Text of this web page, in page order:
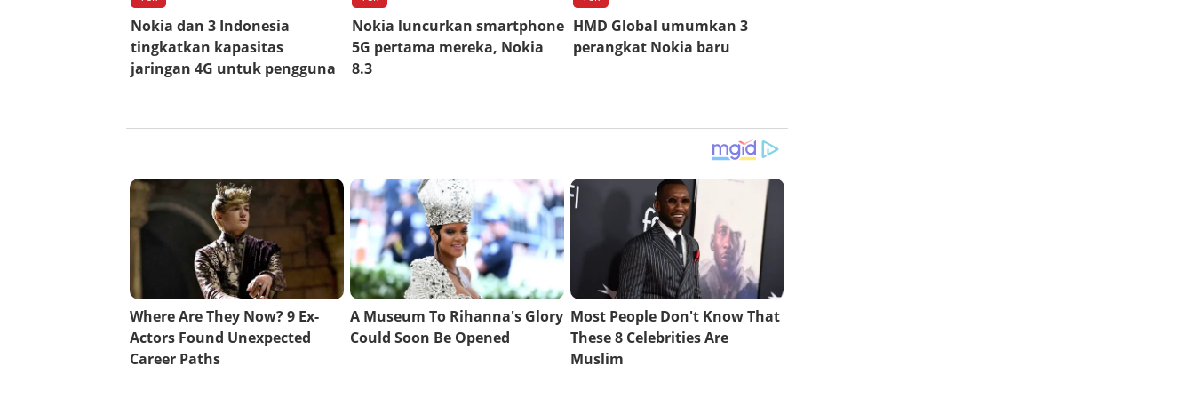
Nokia dan 3 Indonesia
tingkatkan kapasitas
jaringan 4G untuk pengguna
Nokia luncurkan smartphone
5G pertama mereka, Nokia
8.3
HMD Global umumkan 3
perangkat Nokia baru